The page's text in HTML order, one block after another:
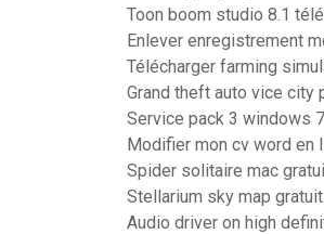
Toon boom studio 8.1
Enlever enregistrement
Télécharger farming
Grand theft auto vice city
Service pack 3 windows
Modifier mon cv word en
Spider solitaire mac
Stellarium sky map
Audio driver on high